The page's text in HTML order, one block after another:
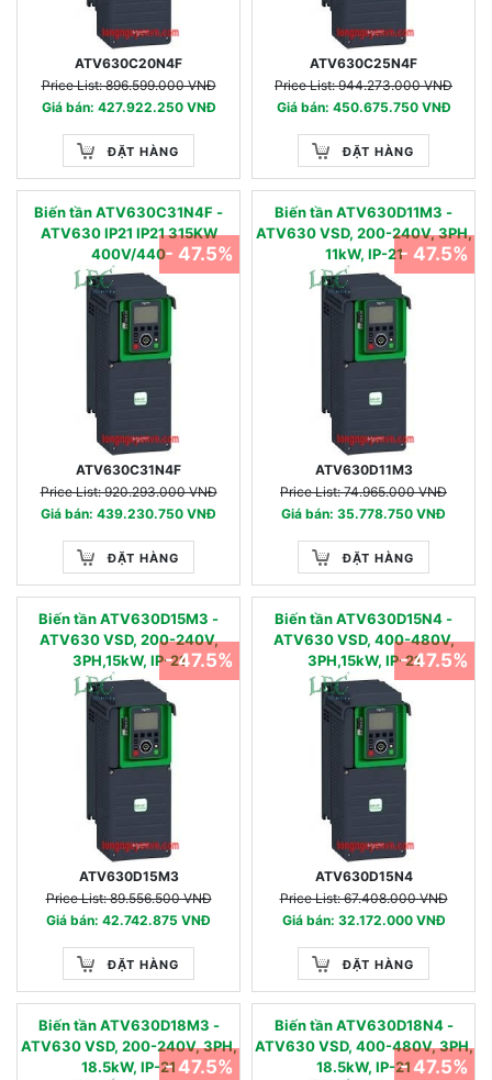
ATV630C20N4F
Price List: 896.599.000 VNĐ
Giá bán: 427.922.250 VNĐ
ĐẶT HÀNG
ATV630C25N4F
Price List: 944.273.000 VNĐ
Giá bán: 450.675.750 VNĐ
ĐẶT HÀNG
Biến tần ATV630C31N4F -
ATV630 IP21 IP21 315KW
400V/440
ATV630C31N4F
Price List: 920.293.000 VNĐ
Giá bán: 439.230.750 VNĐ
ĐẶT HÀNG
- 47.5%
Biến tần ATV630D11M3 -
ATV630 VSD, 200-240V, 3PH,
11kW, IP-21
ATV630D11M3
Price List: 74.965.000 VNĐ
Giá bán: 35.778.750 VNĐ
ĐẶT HÀNG
- 47.5%
Biến tần ATV630D15M3 -
ATV630 VSD, 200-240V,
3PH,15kW, IP-21
ATV630D15M3
Price List: 89.556.500 VNĐ
Giá bán: 42.742.875 VNĐ
ĐẶT HÀNG
- 47.5%
Biến tần ATV630D15N4 -
ATV630 VSD, 400-480V,
3PH,15kW, IP-21
ATV630D15N4
Price List: 67.408.000 VNĐ
Giá bán: 32.172.000 VNĐ
ĐẶT HÀNG
- 47.5%
Biến tần ATV630D18M3 -
ATV630 VSD, 200-240V, 3PH,
18.5kW, IP-21- 47.5%
Biến tần ATV630D18N4 -
ATV630 VSD, 400-480V, 3PH,
18.5kW, IP-21- 47.5%